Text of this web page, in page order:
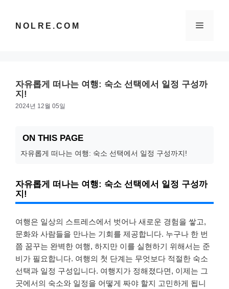
NOLRE.COM 메
자유롭게 떠나는 여행: 숙소 선택에서 일정 구성까
지!
2024년 12월 05일
ON THIS PAGE
자유롭게 떠나는 여행: 숙소 선택에서 일정 구성까지!
자유롭게 떠나는 여행: 숙소 선택에서 일정 구성까
지!
여행은 일상의 스트레스에서 벗어나 새로운 경험을 쌓고,
문화와 사람들을 만나는 기회를 제공합니다. 누구나 한 번
쯤 꿈꾸는 완벽한 여행, 하지만 이를 실현하기 위해서는 준
비가 필요합니다. 여행의 첫 단계는 무엇보다 적절한 숙소
선택과 일정 구성입니다. 여행지가 정해졌다면, 이제는 그
곳에서의 숙소와 일정을 어떻게 짜야 할지 고민하게 됩니